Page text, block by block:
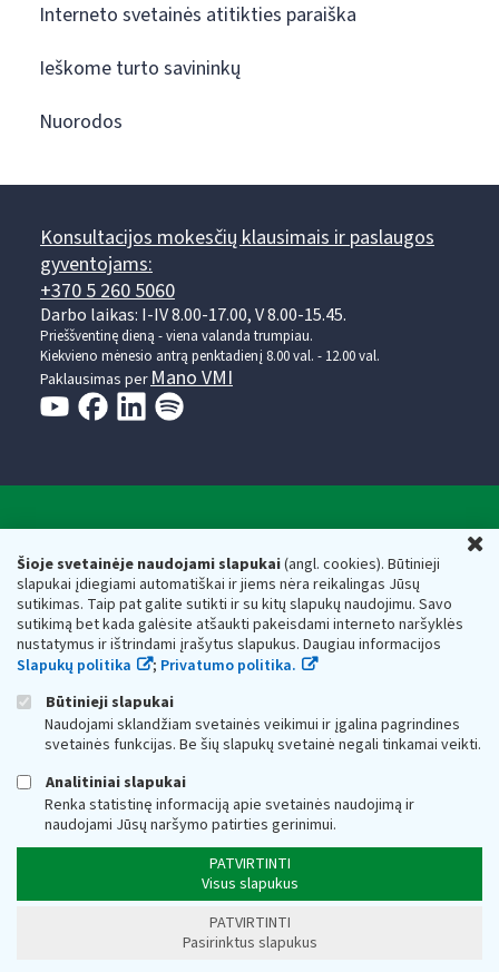
Šioje svetainėje naudojami slapukai(angl. cookies). Būtinieji
slapukai įdiegiami automatiškai ir jiems nėra reikalingas Jūsų
sutikimas. Taip pat galite sutikti ir su kitų slapukų naudojimu. Savo
sutikimą bet kada galėsite atšaukti pakeisdami interneto naršyklės
nustatymus ir ištrindami įrašytus slapukus. Daugiau informacijos
Slapukų politika
; Privatumo politika.
Būtinieji slapukai
Naudojami sklandžiam svetainės veikimui ir įgalina pagrindines
svetainės funkcijas. Be šių slapukų svetainė negali tinkamai veikti.
Analitiniai slapukai
Renka statistinę informaciją apie svetainės naudojimą ir
naudojami Jūsų naršymo patirties gerinimui.
PATVIRTINTI
Visus slapukus
PATVIRTINTI
Pasirinktus slapukus
Interneto svetainės atitikties paraiška
Ieškome turto savininkų
Nuorodos
Konsultacijos mokesčių klausimais ir paslaugos
gyventojams:
+370 5 260 5060
Darbo laikas: I-IV 8.00-17.00, V 8.00-15.45.
Prieššventinę dieną - viena valanda trumpiau.
Kiekvieno mėnesio antrą penktadienį 8.00 val. - 12.00 val.
Paklausimas perMano VMI
Valstybinė mokesčių inspekcija prie Lietuvos
Respublikos finansų ministerijos
Biudžetinė įstaiga. Juridinio asmens kodas — 188659752,
adresas: Vasario 16-osios g. 14, 01107 Vilnius, Lietuva, el.paštas:
vmi@vmi.lt , E. pristatymo dėžutės adresas 188659752
Duomenys apie Valstybinę mokesčių inspekciją prie Lietuvos
Respublikos finansų ministerijos kaupiami ir saugomi Juridinių